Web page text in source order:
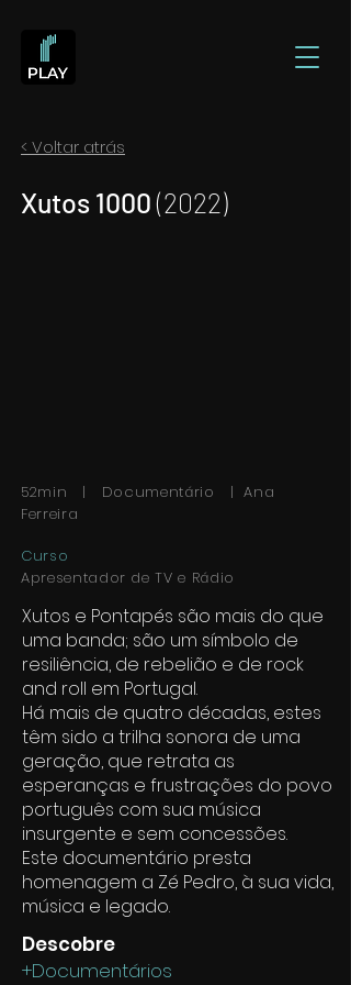
< Voltar atrás
Xutos 1000(2022)
52min | Documentário | Ana
Ferreira
Curso
Apresentador de TV e Rádio
Xutos e Pontapés são mais do que
uma banda; são um símbolo de
resiliência, de rebelião e de rock
and roll em Portugal.
Há mais de quatro décadas, estes
têm sido a trilha sonora de uma
geração, que retrata as
esperanças e frustrações do povo
português com sua música
insurgente e sem concessões.
Este documentário presta
homenagem a Zé Pedro, à sua vida,
música e legado.
Descobre
+Documentários